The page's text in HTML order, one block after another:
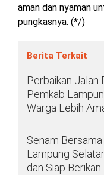
aman dan nyaman
pungkasnya. (*/)
Berita Terkait
Perbaikan Jalan
Pemkab
Warga Lebih
Senam
Lampung
dan Siap